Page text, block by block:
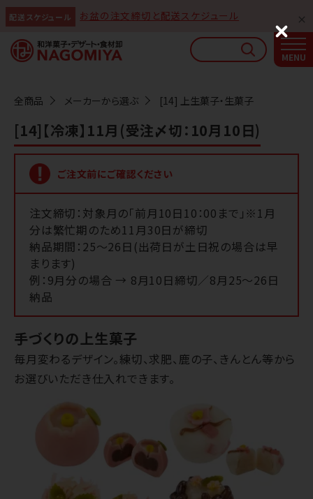
配送スケジュール お盆の注文締切と配送スケジュール
全商品 メーカーから選ぶ [14] 上生菓子・生菓子
[14]【冷凍】11月(受注〆切：10月10日)
ご注文前にご確認ください
注文締切：対象月の「前月10日10：00まで」※1月
分は繁忙期のため11月30日が締切
納品期間：25～26日(出荷日が土日祝の場合は早
まります)
例：9月分の場合 → 8月10日締切／8月25～26日
納品
手づくりの上生菓子
毎月変わるデザイン。練切、求肥、鹿の子、きんとん等から
お選びいただき仕入れできます。
なごみやAIガイド
AIがなごみやの使い方をお答えします
C
l
o